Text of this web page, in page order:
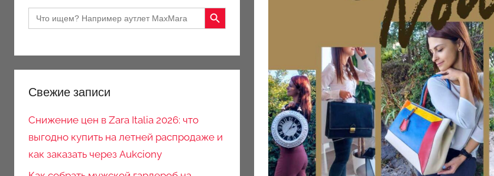
Search
for:
Search Button
Свежие записи
Снижение цен в Zara Italia 2026: что
выгодно купить на летней распродаже и
как заказать через Aukciony